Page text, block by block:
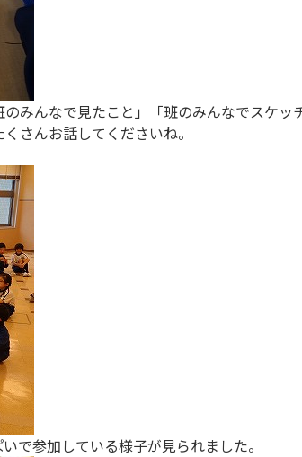
みんなで見たこと」「班のみんなでスケ
さんお話してくださいね。
で参加している様子が見られました。